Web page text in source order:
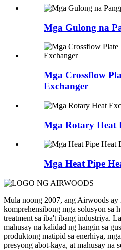
Mga Gulong na
Mga Crossflow
Exchanger
Mga Rotary Heat
Mga Heat Pipe
Mula noong 2007, ang Airwoods ay
komprehensibong mga solusyon sa
treatment sa iba't ibang industriya.
mahusay na kalidad ng hangin sa
produktong matipid sa enerhiya,
presyong abot-kaya, at mahusay na